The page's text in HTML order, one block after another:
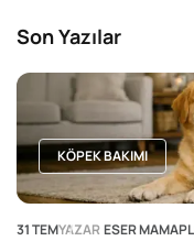
Son Yazılar
KÖPEK BAKIMI
31 TEMYAZAR ESER